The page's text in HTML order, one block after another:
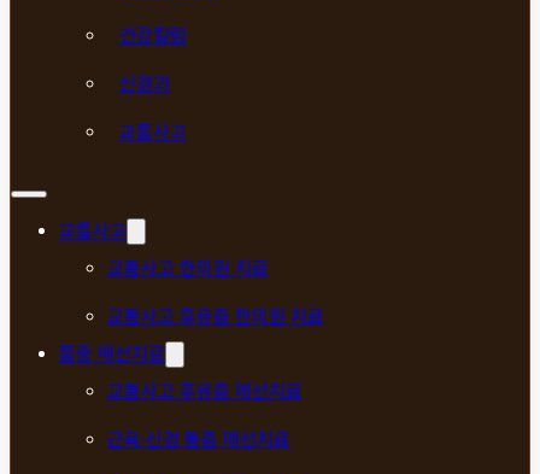
건강칼럼
신경과
교통사고
교통사고
교통사고 한의원 치료
교통사고 후유증 한의원 치료
통증 매선치료
교통사고 후유증 매선치료
근육·신경 통증 매선치료